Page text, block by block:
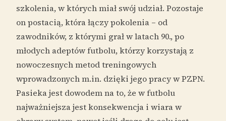
szkolenia, w których miał swój udział. Pozostaje
on postacią, która łączy pokolenia – od
zawodników, z którymi grał w latach 90., po
młodych adeptów futbolu, którzy korzystają z
nowoczesnych metod treningowych
wprowadzonych m.in. dzięki jego pracy w PZPN.
Pasieka jest dowodem na to, że w futbolu
najważniejsza jest konsekwencja i wiara w